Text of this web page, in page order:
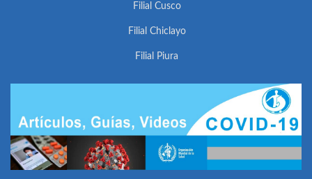
Filial Cusco
Filial Chiclayo
Filial Piura